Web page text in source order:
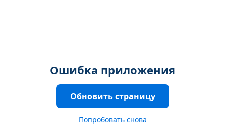
Ошибка приложения
Обновить страницу
Попробовать снова